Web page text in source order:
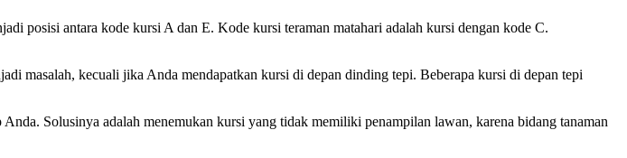
posisi antara kode kursi A dan E. Kode kursi teraman matahari adalah kursi dengan kode C.
masalah, kecuali jika Anda mendapatkan kursi di depan dinding tepi. Beberapa kursi di depan tepi
Solusinya adalah menemukan kursi yang tidak memiliki penampilan lawan, karena bidang tanaman